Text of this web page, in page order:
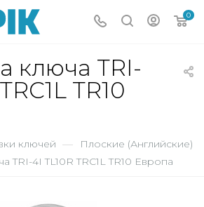
0
ключа TRI-
TR10
ключей — Плоские (Английские)
TRI-4I TL10R TRC1L TR10 Европа